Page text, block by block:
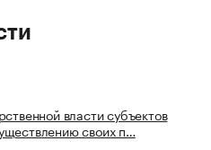
власти субъектов
своих п…